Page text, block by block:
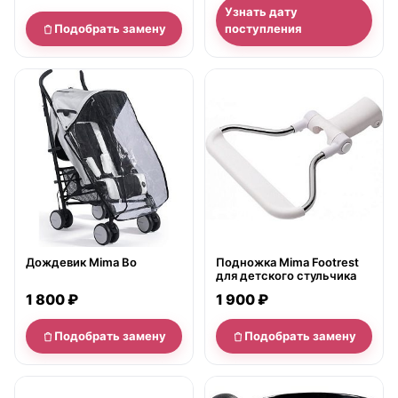
Подобрать замену
Узнать дату
поступления
нет в продаже
Дождевик Mima Bo
1 800 ₽
Подобрать замену
Подножка Mima Footrest
для детского стульчика
1 900 ₽
Подобрать замену
нет в продаже